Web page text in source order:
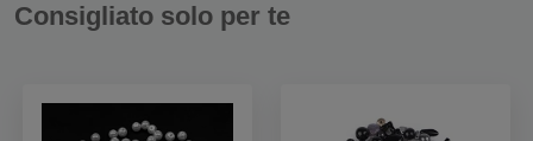
Consigliato solo per te